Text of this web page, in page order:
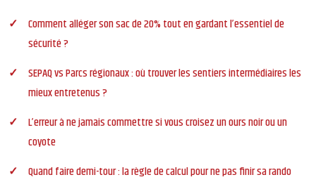
Comment alléger son sac de 20% tout en gardant l’essentiel de
sécurité ?
SEPAQ vs Parcs régionaux : où trouver les sentiers intermédiaires les
mieux entretenus ?
L’erreur à ne jamais commettre si vous croisez un ours noir ou un
coyote
Quand faire demi-tour : la règle de calcul pour ne pas finir sa rando